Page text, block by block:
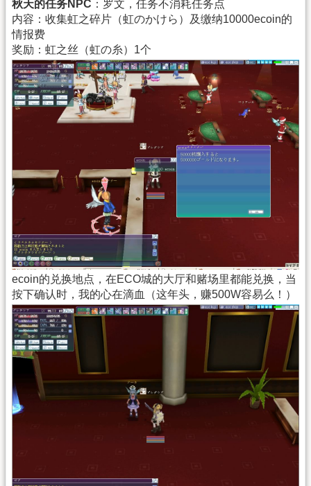
秋天的任务NPC ：罗文，任务不消耗任务点
内容：收集虹之碎片（虹のかけら）及缴纳10000ecoin的
情报费
奖励：虹之丝（虹の糸）1个
ecoin的兑换地点，在ECO城的大厅和赌场里都能兑换，当
按下确认时，我的心在滴血（这年头，赚500W容易么！）